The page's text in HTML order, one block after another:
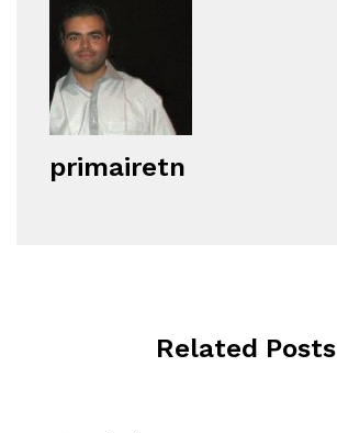
primairetn
Related Posts